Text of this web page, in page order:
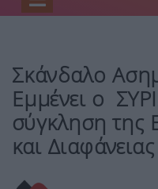
Σκάνδαλο
Σκάνδαλο
Εμμένει ο
σύγκληση της
και Διαφάνειας